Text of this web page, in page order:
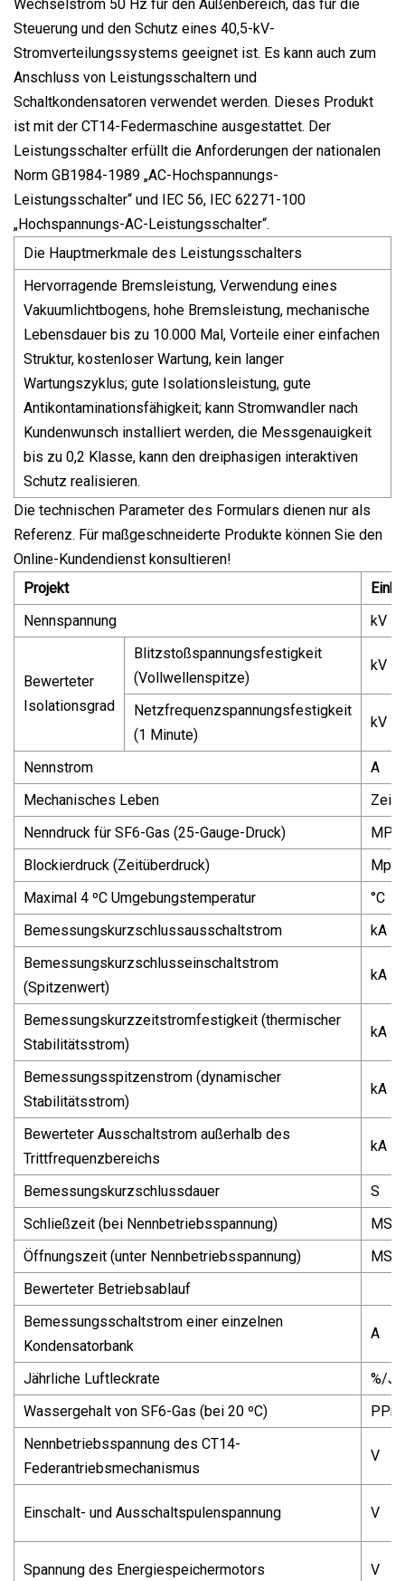
Wechselstrom 50 Hz für den Außenbereich, das für die
Steuerung und den Schutz eines 40,5-kV-
Stromverteilungssystems geeignet ist. Es kann auch zum
Anschluss von Leistungsschaltern und
Schaltkondensatoren verwendet werden. Dieses Produkt
ist mit der CT14-Federmaschine ausgestattet. Der
Leistungsschalter erfüllt die Anforderungen der nationalen
Norm GB1984-1989 „AC-Hochspannungs-
Leistungsschalter“ und IEC 56, IEC 62271-100
„Hochspannungs-AC-Leistungsschalter“.
Die Hauptmerkmale des Leistungsschalters
Hervorragende Bremsleistung, Verwendung eines
Vakuumlichtbogens, hohe Bremsleistung, mechanische
Lebensdauer bis zu 10.000 Mal, Vorteile einer einfachen
Struktur, kostenloser Wartung, kein langer
Wartungszyklus; gute Isolationsleistung, gute
Antikontaminationsfähigkeit; kann Stromwandler nach
Kundenwunsch installiert werden, die Messgenauigkeit
bis zu 0,2 Klasse, kann den dreiphasigen interaktiven
Schutz realisieren.
Die technischen Parameter des Formulars dienen nur als
Referenz. Für maßgeschneiderte Produkte können Sie den
Online-Kundendienst konsultieren!
Projekt
Nennspannung
kV
Bewerteter
Isolationsgrad
Blitzstoßspannungsfestigkeit
(Vollwellenspitze)
kV
Netzfrequenzspannungsfestigkeit
(1 Minute)
kV
Nennstrom
A
Mechanisches Leben
Zeit
Nenndruck für SF6-Gas (25-Gauge-Druck)
MPa
Blockierdruck (Zeitüberdruck)
Mpa
Maximal 4 ºC Umgebungstemperatur
°C
Bemessungskurzschlussausschaltstrom
kA
Bemessungskurzschlusseinschaltstrom
(Spitzenwert)
kA
Bemessungskurzzeitstromfestigkeit (thermischer
Stabilitätsstrom)
kA
Bemessungsspitzenstrom (dynamischer
Stabilitätsstrom)
kA
Bewerteter Ausschaltstrom außerhalb des
Trittfrequenzbereichs
kA
Bemessungskurzschlussdauer
S
Schließzeit (bei Nennbetriebsspannung)
MS
Öffnungszeit (unter Nennbetriebsspannung)
MS
Bewerteter Betriebsablauf
Bemessungsschaltstrom einer einzelnen
Kondensatorbank
A
Jährliche Luftleckrate
%/
Wassergehalt von SF6-Gas (bei 20 ºC)
Nennbetriebsspannung des CT14-
Federantriebsmechanismus
V
Einschalt- und Ausschaltspulenspannung V
Spannung des Energiespeichermotors V